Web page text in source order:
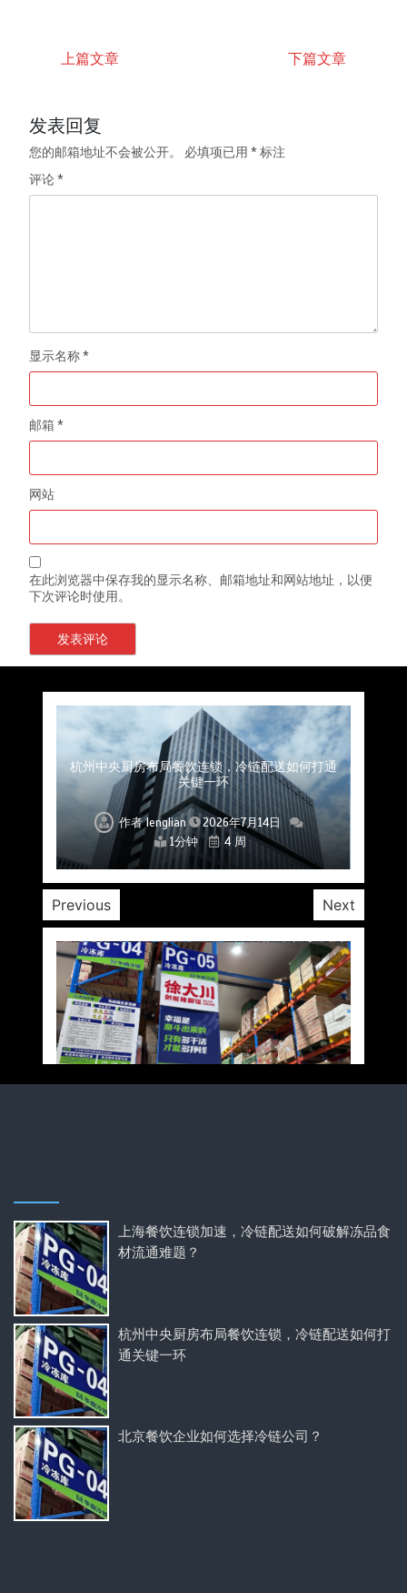
上篇文章 下篇文章
发表回复
您的邮箱地址不会被公开。 必填项已用*标注
评论*
显示名称*
邮箱*
网站
在此浏览器中保存我的显示名称、邮箱地址和网站地址，以便
下次评论时使用。
上海餐饮连锁加速，冷链配送如何破解冻品食材
流通难题？
作者lenglian
2026年7月14日
1分钟
4 周
杭州中央厨房布局餐饮连锁，冷链配送如何打通
关键一环
作者lenglian
2026年7月14日
1分钟
4 周
北京餐饮企业如何选择冷链公司？
作者lenglian
2026年7月14日
1分钟
4 周
深圳冷链物流如何护航餐饮连锁？冻品食材流通
全解析
作者lenglian
2026年7月14日
1分钟
4 周
北京餐饮仓配一体化的核心价值与落地实践解析
作者lenglian
2026年7月14日
1分钟
4 周
武汉冻品配送三要素：控温、时效、低成本如何
兼得？
作者lenglian
2026年7月14日
1分钟
4 周
重庆冷链布局解冻食材运输密码，餐饮连锁如何
稳控品质？
作者lenglian
2026年7月14日
1分钟
4 周
Previous Next
上海餐饮连锁加速，冷链配送如何破解冻品食
材流通难题？
杭州中央厨房布局餐饮连锁，冷链配送如何打
通关键一环
北京餐饮企业如何选择冷链公司？